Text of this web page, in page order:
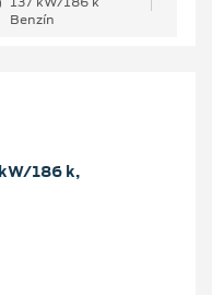
Benzín
186 k,